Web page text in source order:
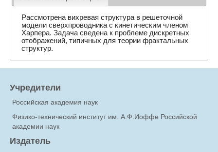
Рассмотрена вихревая структура в решеточной
модели сверхпроводника с кинетическим членом
Харпера. Задача сведена к проблеме дискретных
отображений, типичных для теории фрактальных
структур.
Учредители
Российская академия наук
Физико-технический институт им. А.Ф.Иоффе Российской
академии наук
Издатель